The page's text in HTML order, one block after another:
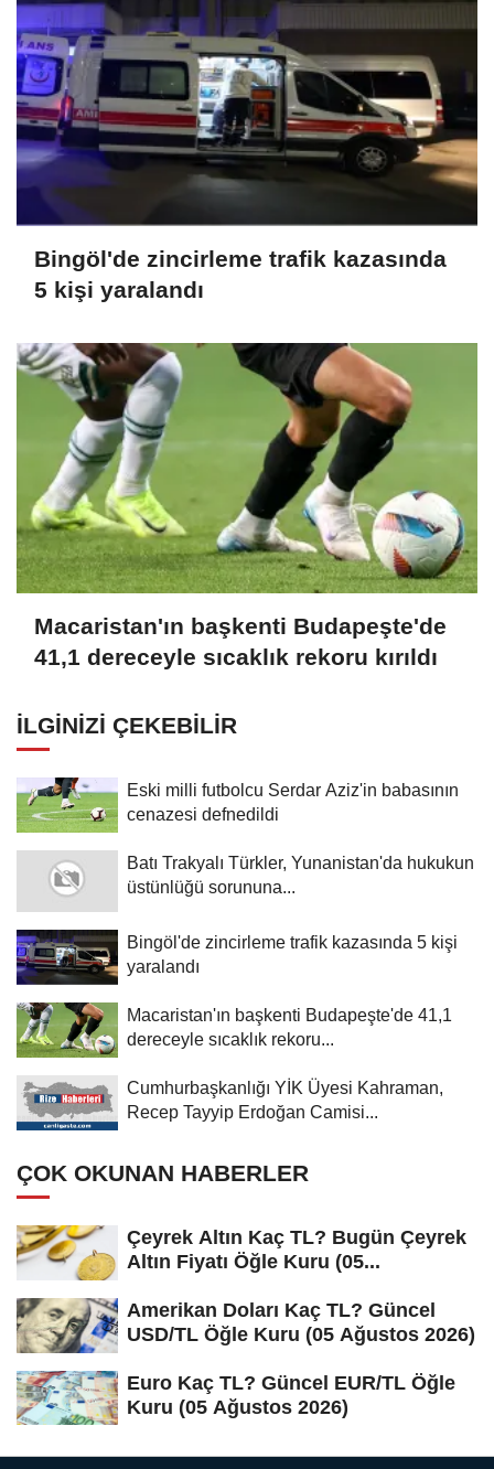
Bingöl'de zincirleme trafik kazasında
5 kişi yaralandı
Macaristan'ın başkenti Budapeşte'de
41,1 dereceyle sıcaklık rekoru kırıldı
İLGINIZI ÇEKEBILIR
Eski milli futbolcu Serdar Aziz'in babasının
cenazesi defnedildi
Batı Trakyalı Türkler, Yunanistan'da hukukun
üstünlüğü sorununa...
Bingöl'de zincirleme trafik kazasında 5 kişi
yaralandı
Macaristan'ın başkenti Budapeşte'de 41,1
dereceyle sıcaklık rekoru...
Cumhurbaşkanlığı YİK Üyesi Kahraman,
Recep Tayyip Erdoğan Camisi...
ÇOK OKUNAN HABERLER
Çeyrek Altın Kaç TL? Bugün Çeyrek
Altın Fiyatı Öğle Kuru (05...
Amerikan Doları Kaç TL? Güncel
USD/TL Öğle Kuru (05 Ağustos 2026)
Euro Kaç TL? Güncel EUR/TL Öğle
Kuru (05 Ağustos 2026)